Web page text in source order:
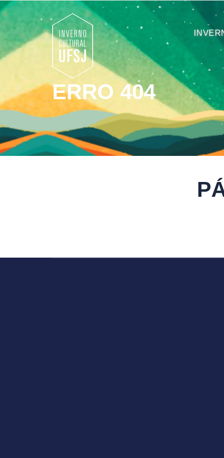
ERRO 404